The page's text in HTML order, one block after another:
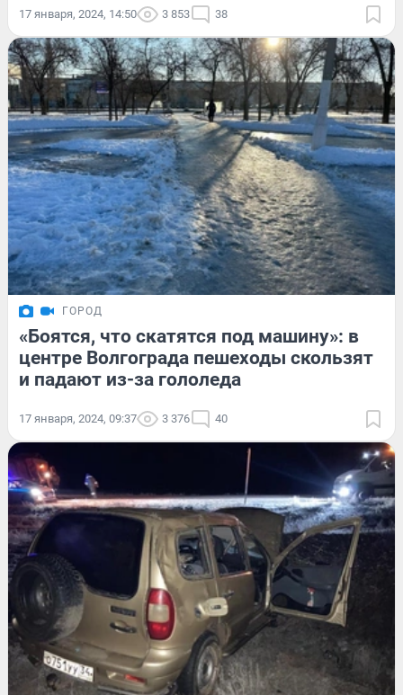
17 января, 2024, 14:50 3 853 38
ГОРОД
«Боятся, что скатятся под машину»: в
центре Волгограда пешеходы скользят
и падают из-за гололеда
17 января, 2024, 09:37 3 376 40